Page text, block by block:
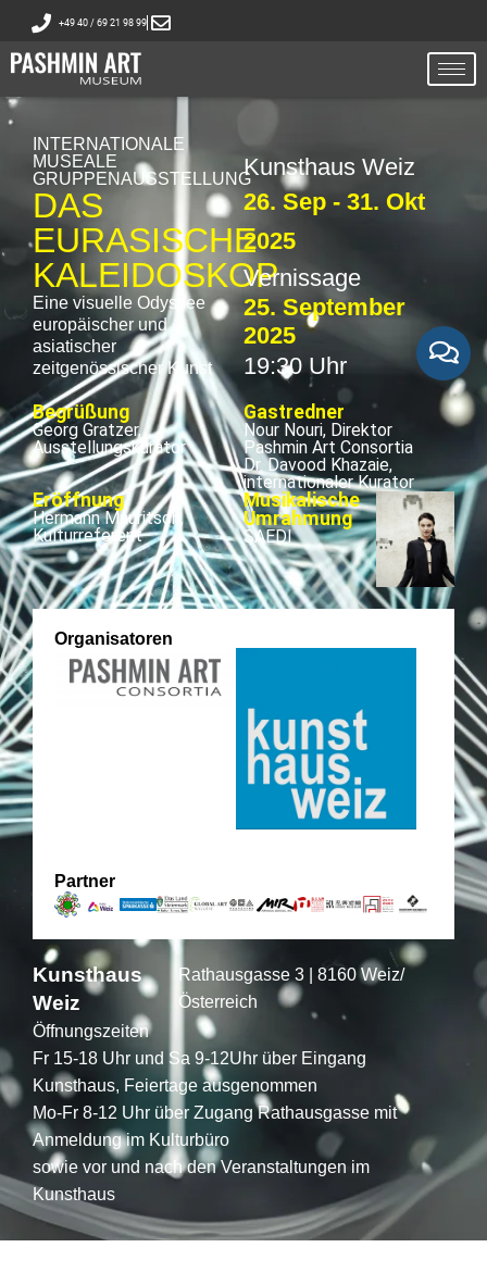
+49 40 / 69 21 98 99
INTERNATIONALE
MUSEALE
GRUPPENAUSSTELLUNG
DAS
EURASISCHE
KALEIDOSKOP
Eine visuelle Odyssee
europäischer und
asiatischer
zeitgenössischer Kunst
Kunsthaus Weiz
26. Sep - 31. Okt
2025
Vernissage
25. September
2025
19:30 Uhr
Begrüßung
Georg Gratzer,
Ausstellungskurator
Gastredner
Nour Nouri, Direktor
Pashmin Art Consortia
Dr. Davood Khazaie,
internationaler Kurator
Eröffnung
Hermann Mauritsch,
Kulturreferent
Musikalische
Umrahmung
SAEDI
Organisatoren
Partner
Kunsthaus
Weiz
Rathausgasse 3 | 8160 Weiz/
Österreich
Öffnungszeiten
Fr 15-18 Uhr und Sa 9-12Uhr über Eingang
Kunsthaus, Feiertage ausgenommen
Mo-Fr 8-12 Uhr über Zugang Rathausgasse mit
Anmeldung im Kulturbüro
sowie vor und nach den Veranstaltungen im
Kunsthaus